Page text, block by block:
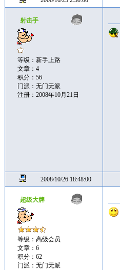
射击手
等级：新手上路
文章：4
积分：56
门派：无门无派
注册：2008年10月21日
2008/10/26 18:48:00
超级大牌
等级：高级会员
文章：6
积分：62
门派：无门无派